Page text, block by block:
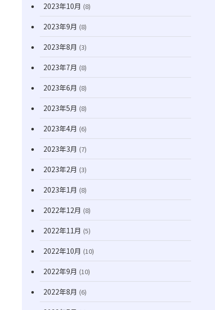
2023年10月 (8)
2023年9月 (8)
2023年8月 (3)
2023年7月 (8)
2023年6月 (8)
2023年5月 (8)
2023年4月 (6)
2023年3月 (7)
2023年2月 (3)
2023年1月 (8)
2022年12月 (8)
2022年11月 (5)
2022年10月 (10)
2022年9月 (10)
2022年8月 (6)